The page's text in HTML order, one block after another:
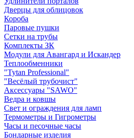
Дверцы для облицовок
Короба
Паровые пушки
Сетки на трубы
Комплекты ЗК
Модули для Авангард и Искандер
Теплообменники
"Tytan Professional"
"Весёлый трубочист"
Аксессуары "SAWO"
Ведра и ковшы
Свет и ограждения для ламп
Термометры и Гигрометры
Часы и песочные часы
Бондарные изделия